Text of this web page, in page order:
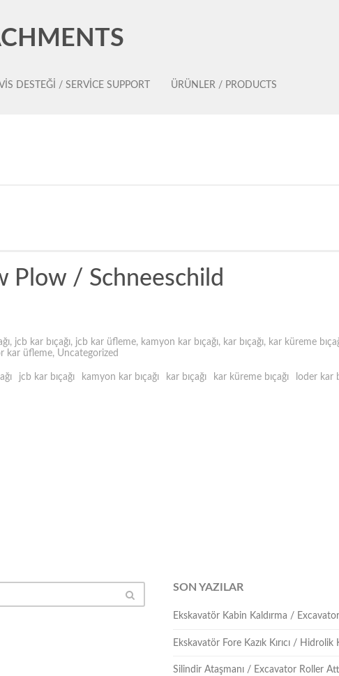
DESTEĞI / SERVICE SUPPORT ÜRÜNLER / PRODUCTS
Plow / Schneeschild
, jcb kar bıçağı, jcb kar üfleme, kamyon kar bıçağı, kar bıçağı, kar küreme
kar üfleme, Uncategorized
jcb kar bıçağı kamyon kar bıçağı kar bıçağı kar küreme bıçağı loder kar
SON YAZILAR
Ekskavatör Kabin Kaldırma /
Ekskavatör Fore Kazık Kırıcı / Hidrolik
Silindir Ataşmanı / Excavator Roller